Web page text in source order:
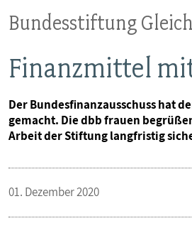
Bundesstiftung
Finanzmittel
Der Bundesfinanzausschuss hat
gemacht. Die dbb frauen
Arbeit der Stiftung langfristig
01. Dezember 2020